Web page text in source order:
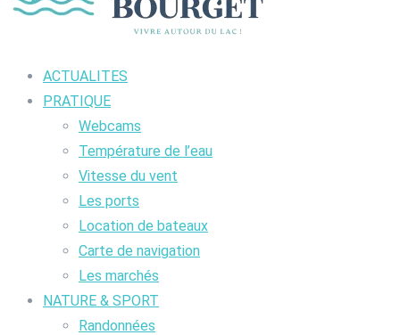
ACTUALITES
PRATIQUE
Webcams
Température de l’eau
Vitesse du vent
Les ports
Location de bateaux
Carte de navigation
Les marchés
NATURE & SPORT
Randonnées